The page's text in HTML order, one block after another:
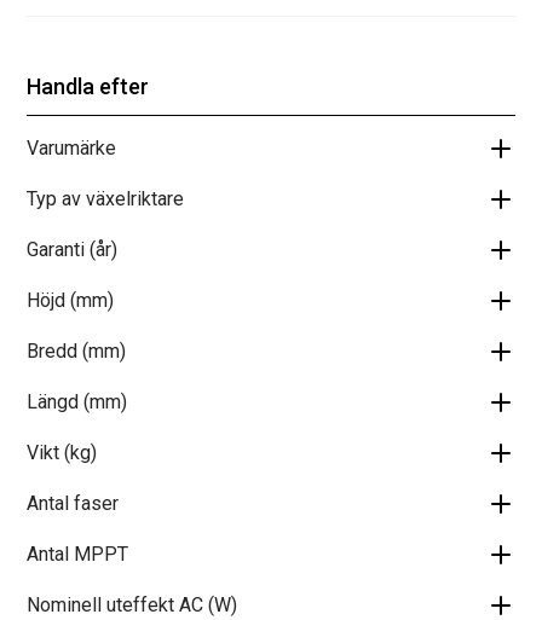
Handla efter
Varumärke
Typ av växelriktare
Garanti (år)
Höjd (mm)
Bredd (mm)
Längd (mm)
Vikt (kg)
Antal faser
Antal MPPT
Nominell uteffekt AC (W)